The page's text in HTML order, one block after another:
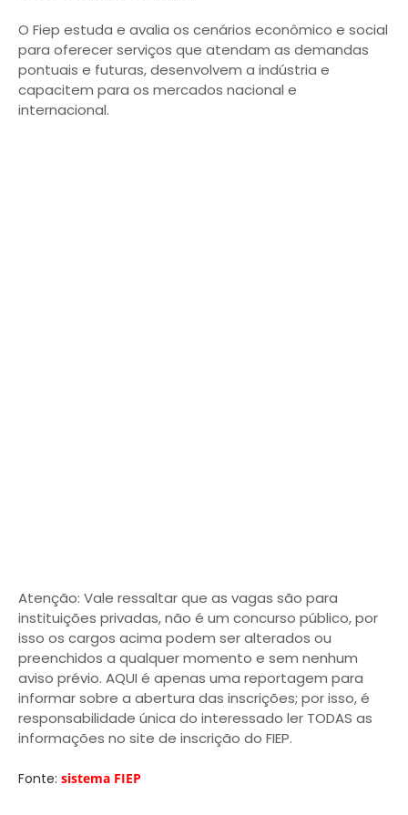
O Fiep estuda e avalia os cenários econômico e social
para oferecer serviços que atendam as demandas
pontuais e futuras, desenvolvem a indústria e
capacitem para os mercados nacional e
internacional.
Atenção: Vale ressaltar que as vagas são para
instituições privadas, não é um concurso público, por
isso os cargos acima podem ser alterados ou
preenchidos a qualquer momento e sem nenhum
aviso prévio. AQUI é apenas uma reportagem para
informar sobre a abertura das inscrições; por isso, é
responsabilidade única do interessado ler TODAS as
informações no site de inscrição do FIEP.
Fonte: sistema FIEP